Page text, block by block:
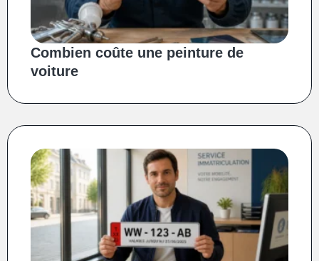
Combien coûte une peinture de
voiture